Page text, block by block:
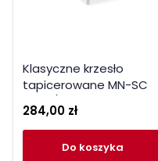
Klasyczne krzesło
tapicerowane MN-SC
biały / beżowy tap.132
284,00 zł
do koszyka